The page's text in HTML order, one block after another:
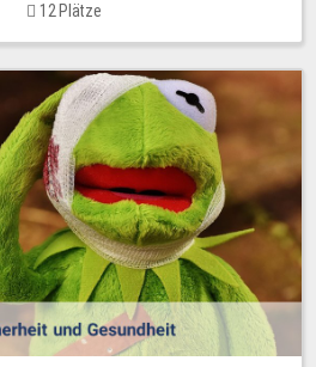
12 Plätze